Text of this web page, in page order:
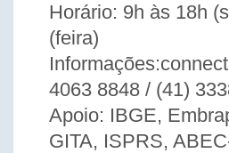
Horário: 9h às 18h
(feira)
4063 8848 / (41)
Apoio: IBGE,
GITA, ISPRS,